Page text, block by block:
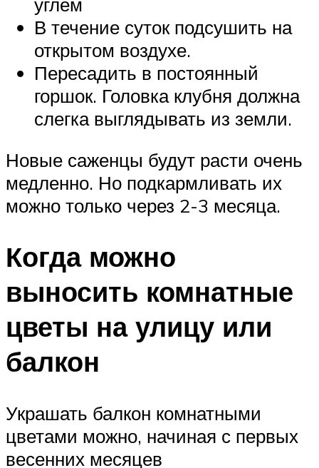
В течение суток подсушить на
открытом воздухе.
Пересадить в постоянный
горшок. Головка клубня должна
слегка выглядывать из земли.
Новые саженцы будут расти очень
медленно. Но подкармливать их
можно только через 2-3 месяца.
Когда можно
выносить комнатные
цветы на улицу или
балкон
Украшать балкон комнатными
цветами можно, начиная с первых
весенних месяцев